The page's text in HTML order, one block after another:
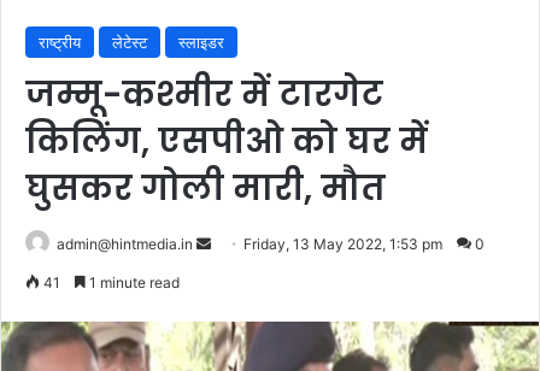
राष्ट्रीय लेटेस्ट स्लाइडर
जम्मू-कश्मीर में टारगेट
किलिंग, एसपीओ को घर में
घुसकर गोली मारी, मौत
admin@hintmedia.in
Send Friday, 13 May 2022, 1:53 pm 0
41 1 minute read